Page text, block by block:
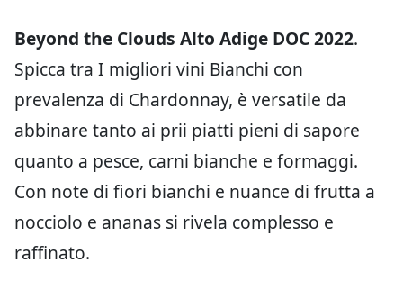
Beyond the Clouds Alto Adige DOC 2022.
Spicca tra I migliori vini Bianchi con
prevalenza di Chardonnay, è versatile da
abbinare tanto ai prii piatti pieni di sapore
quanto a pesce, carni bianche e formaggi.
Con note di fiori bianchi e nuance di frutta a
nocciolo e ananas si rivela complesso e
raffinato.